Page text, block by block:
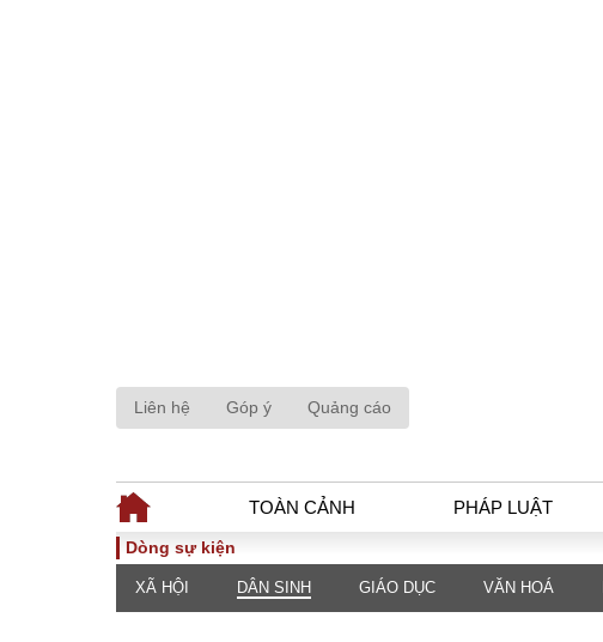
Liên hệ Góp ý Quảng cáo
TOÀN CẢNH PHÁP LUẬT
TOÀN CẢNH PHÁP LUẬT
Dòng sự kiện
XÃ HỘI DÂN SINH GIÁO DỤC VĂN HOÁ